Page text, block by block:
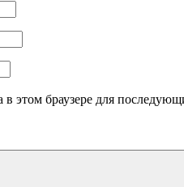
в этом браузере для